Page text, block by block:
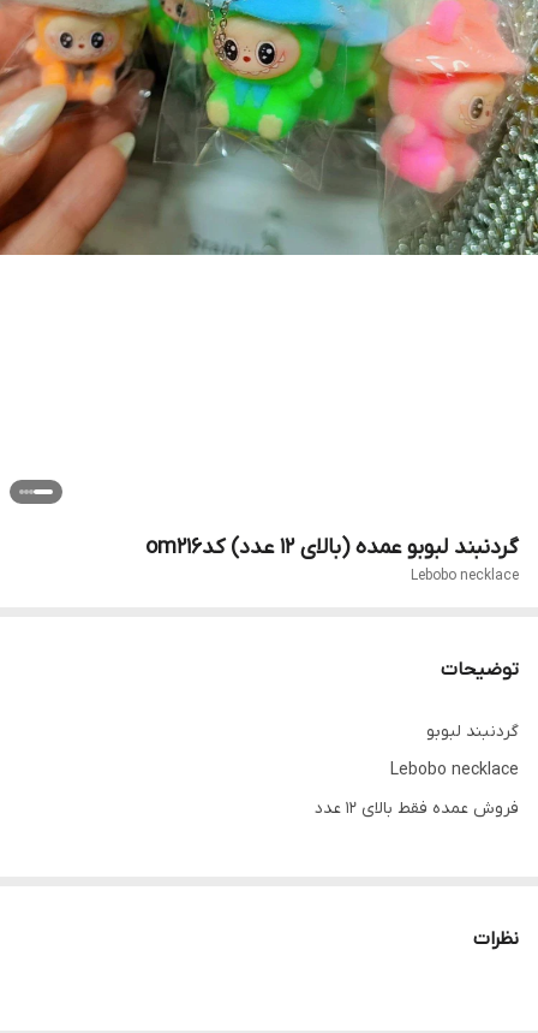
گردنبند لبوبو عمده (بالای ۱۲ عدد) کدom216
Lebobo necklace
توضیحات
گردنبند لبوبو
Lebobo necklace
فروش عمده فقط بالای 12 عدد
نظرات